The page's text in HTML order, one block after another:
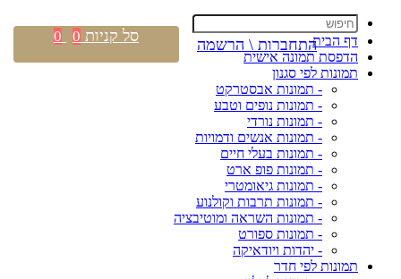
דף הבית
הדפסת תמונה אישית
תמונות לפי סגנון
- תמונות אבסטרקט
- תמונות נופים וטבע
- תמונות נורדי
- תמונות אנשים ודמויות
- תמונות בעלי חיים
- תמונות פופ ארט
- תמונות גיאומטרי
- תמונות תרבות וקולנוע
- תמונות השראה ומוטיבציה
- תמונות ספורט
- יהדות ויודאיקה
תמונות לפי חדר
התחברות \ הרשמה סל קניות 0
0